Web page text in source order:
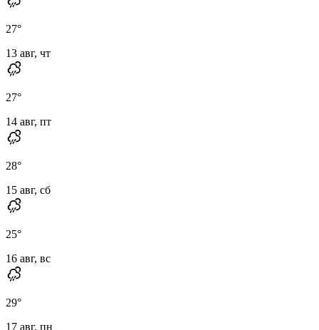
27°
13 авг, чт
27°
14 авг, пт
28°
15 авг, сб
25°
16 авг, вс
29°
17 авг, пн